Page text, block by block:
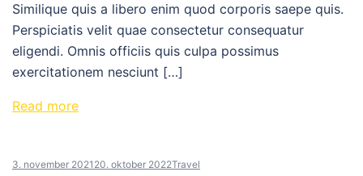
Similique quis a libero enim quod corporis saepe quis.
Perspiciatis velit quae consectetur consequatur
eligendi. Omnis officiis quis culpa possimus
exercitationem nesciunt […]
Read more
3. november 2021 20. oktober 2022Travel